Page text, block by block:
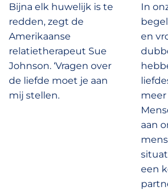
Bijna elk huwelijk is te
redden, zegt de
Amerikaanse
relatietherapeut Sue
Johnson. ‘Vragen over
de liefde moet je aan
mij stellen.
In
en
aan
een